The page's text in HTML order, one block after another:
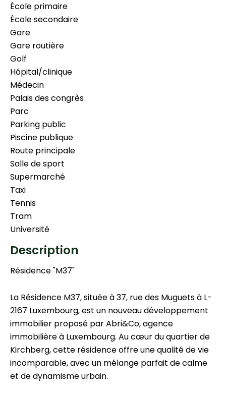
Description
Résidence "M37"
La Résidence M37, située à 37, rue des Muguets à L-
2167 Luxembourg, est un nouveau développement
immobilier proposé par Abri&Co, agence
immobilière à Luxembourg. Au cœur du quartier de
Kirchberg, cette résidence offre une qualité de vie
incomparable, avec un mélange parfait de calme
et de dynamisme urbain.
École primaire
École secondaire
Gare
Gare routière
Golf
Hôpital/clinique
Médecin
Palais des congrès
Parc
Parking public
Piscine publique
Route principale
Salle de sport
Supermarché
Taxi
Tennis
Tram
Université